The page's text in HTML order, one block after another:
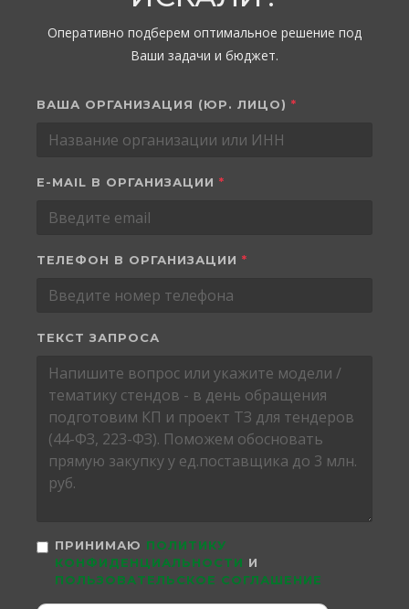
Оперативно подберем оптимальное решение под
Ваши задачи и бюджет.
ВАША ОРГАНИЗАЦИЯ (ЮР. ЛИЦО) *
E-MAIL В ОРГАНИЗАЦИИ *
ТЕЛЕФОН В ОРГАНИЗАЦИИ *
ТЕКСТ ЗАПРОСА
ПРИНИМАЮ ПОЛИТИКУ
КОНФИДЕНЦИАЛЬНОСТИ И
ПОЛЬЗОВАТЕЛЬСКОЕ СОГЛАШЕНИЕ